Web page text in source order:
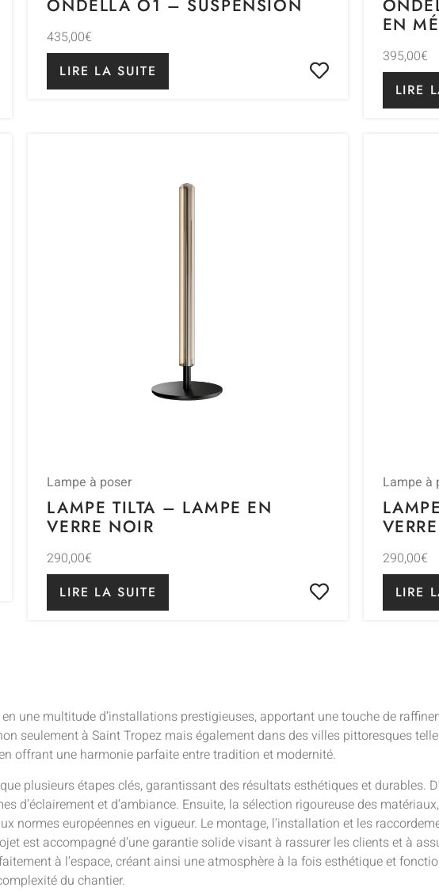
ONDELLA O1 – SUSPENSION
435,00€
LIRE LA SUITE
EN
395,00€
LIRE
Lampe à poser
LAMPE TILTA – LAMPE EN
VERRE NOIR
290,00€
LIRE LA SUITE
Lampe à
290,00€
LIRE
une multitude d’installations prestigieuses, apportant une touche de
seulement à Saint Tropez mais également dans des villes pittoresques
offrant une harmonie parfaite entre tradition et modernité.
plusieurs étapes clés, garantissant des résultats esthétiques et durables.
d’éclairement et d’ambiance. Ensuite, la sélection rigoureuse des
normes européennes en vigueur. Le montage, l’installation et les
est accompagné d’une garantie solide visant à rassurer les clients et à
à l’espace, créant ainsi une atmosphère à la fois esthétique et
du chantier.